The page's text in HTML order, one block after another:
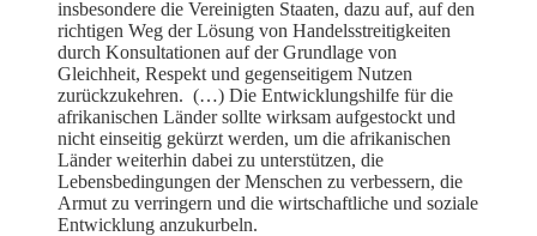
insbesondere die Vereinigten Staaten, dazu auf, auf den
richtigen Weg der Lösung von Handelsstreitigkeiten
durch Konsultationen auf der Grundlage von
Gleichheit, Respekt und gegenseitigem Nutzen
zurückzukehren. (…) Die Entwicklungshilfe für die
afrikanischen Länder sollte wirksam aufgestockt und
nicht einseitig gekürzt werden, um die afrikanischen
Länder weiterhin dabei zu unterstützen, die
Lebensbedingungen der Menschen zu verbessern, die
Armut zu verringern und die wirtschaftliche und soziale
Entwicklung anzukurbeln.